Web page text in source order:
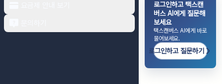
로그인하고 택스캔
버스 AI에게 질문해
보세요
택스캔버스 AI에게 바로
물어보세요.
로그인하고 질문하기